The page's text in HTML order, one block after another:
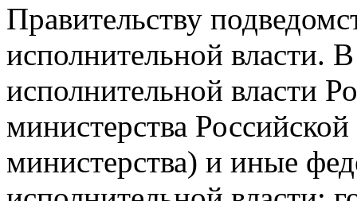
Правительству
исполнительной власти.
исполнительной власти
министерства
министерства) и иные